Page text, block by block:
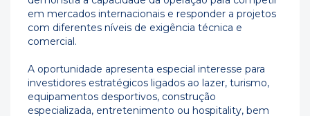
em mercados internacionais e responder a projetos
com diferentes níveis de exigência técnica e
comercial.
A oportunidade apresenta especial interesse para
investidores estratégicos ligados ao lazer, turismo,
equipamentos desportivos, construção
especializada, entretenimento ou hospitality, bem